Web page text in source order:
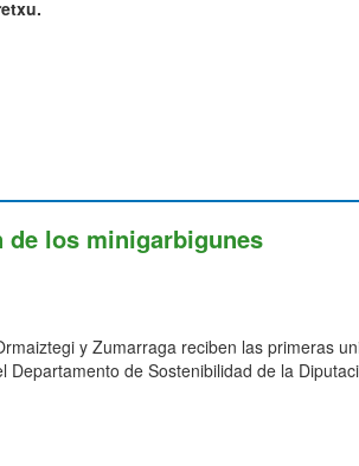
de los minigarbigunes
y Zumarraga reciben las primeras
Departamento de Sostenibilidad de la